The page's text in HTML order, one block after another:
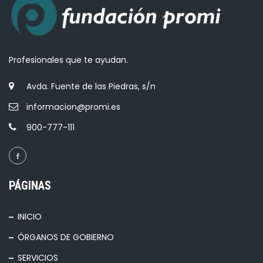
Profesionales que te ayudan.
Avda. Fuente de las Piedras, s/n
informacion@promi.es
900-777-111
PÁGINAS
INICIO
ÓRGANOS DE GOBIERNO
SERVICIOS